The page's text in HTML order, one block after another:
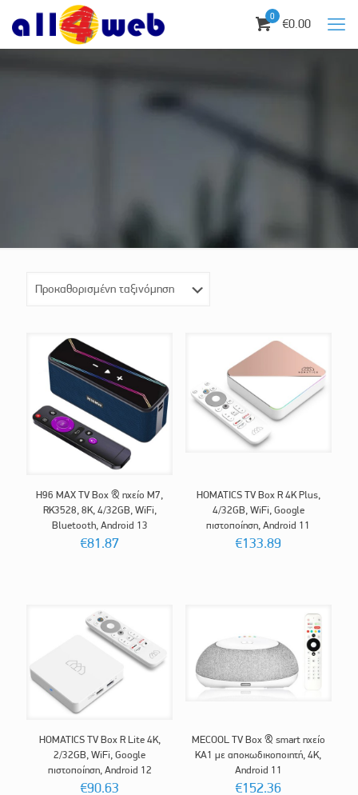
0 €0.00
H96 MAX TV Box & ηχείο M7,
RK3528, 8K, 4/32GB, WiFi,
Bluetooth, Android 13
€81.87
HOMATICS TV Box R 4K Plus,
4/32GB, WiFi, Google
πιστοποίηση, Android 11
€133.89
HOMATICS TV Box R Lite 4K,
2/32GB, WiFi, Google
πιστοποίηση, Android 12
€90.63
MECOOL TV Box & smart ηχείο
KA1 με αποκωδικοποιητή, 4K,
Android 11
€152.36